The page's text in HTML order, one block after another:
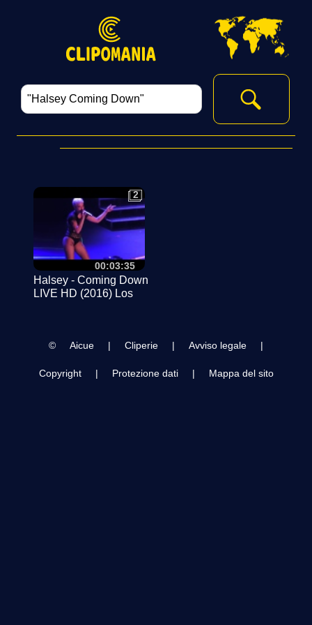
00:03:35
2
2
Halsey - Coming Down
LIVE HD (2016) Los
© Aicue | Cliperie | Avviso legale |
Copyright | Protezione dati | Mappa del sito